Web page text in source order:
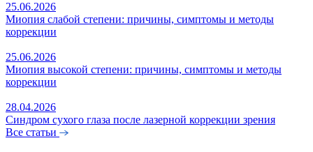
25.06.2026
Миопия слабой степени: причины, симптомы и методы
коррекции
25.06.2026
Миопия высокой степени: причины, симптомы и методы
коррекции
28.04.2026
Синдром сухого глаза после лазерной коррекции зрения
Все статьи